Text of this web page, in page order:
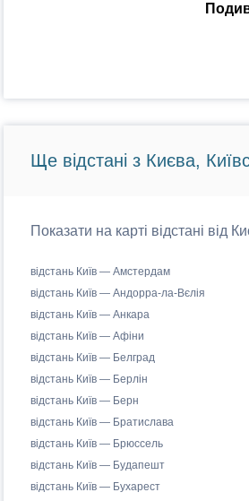
Ще відстані з Києва,
Показати на карті відстані від
відстань Київ — Амстердам
відстань Київ — Андорра-ла-Вєлія
відстань Київ — Анкара
відстань Київ — Афіни
відстань Київ — Белград
відстань Київ — Берлін
відстань Київ — Берн
відстань Київ — Братислава
відстань Київ — Брюссель
відстань Київ — Будапешт
відстань Київ — Бухарест